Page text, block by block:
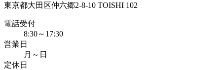
東京都大田区仲六郷2-8-10 TOISHI 102
電話受付
8:30～17:30
営業日
月～日
定休日